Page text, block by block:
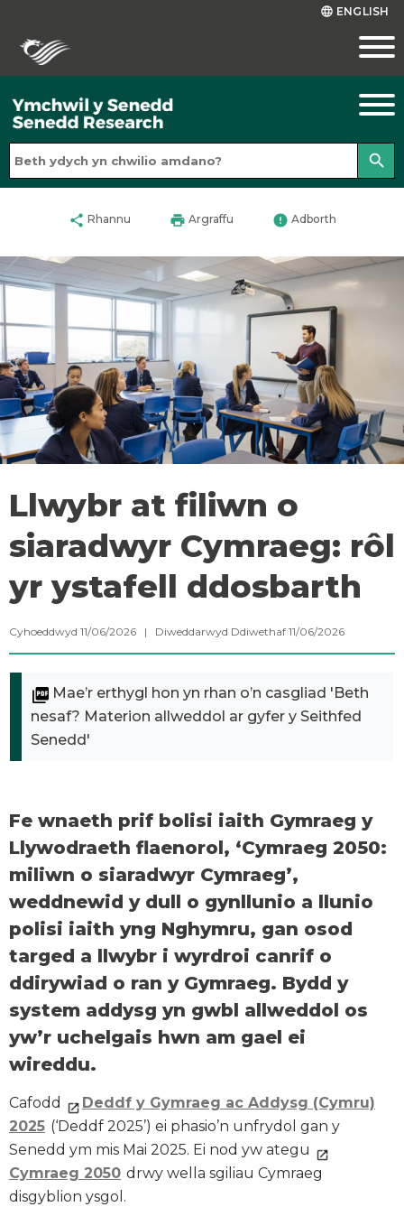
language ENGLISH
search
share Rhannu print Argraffu error Adborth
Llwybr at filiwn o
siaradwyr Cymraeg: rôl
yr ystafell ddosbarth
Cyhoeddwyd 11/06/2026 | Diweddarwyd Ddiwethaf 11/06/2026
Mae’r erthygl hon yn rhan o’n casgliad 'Beth
nesaf? Materion allweddol ar gyfer y Seithfed
Senedd'
Fe wnaeth prif bolisi iaith Gymraeg y
Llywodraeth flaenorol, ‘Cymraeg 2050:
miliwn o siaradwyr Cymraeg’,
weddnewid y dull o gynllunio a llunio
polisi iaith yng Nghymru, gan osod
targed a llwybr i wyrdroi canrif o
ddirywiad o ran y Gymraeg. Bydd y
system addysg yn gwbl allweddol os
yw’r uchelgais hwn am gael ei
wireddu.
Cafodd
Deddf y Gymraeg ac Addysg (Cymru)
2025 (‘Deddf 2025’) ei phasio’n unfrydol gan y
Senedd ym mis Mai 2025. Ei nod yw ategu
Cymraeg 2050 drwy wella sgiliau Cymraeg
disgyblion ysgol.